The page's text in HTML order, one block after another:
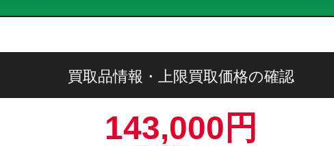
買取品情報・上限買取価格の確認
143,000円